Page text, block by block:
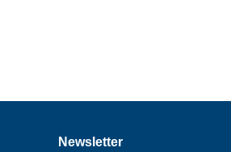
Newsletter